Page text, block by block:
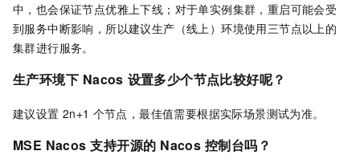
中，也会保证节点优雅上下线；对于单实例集群，重启可能会受
到服务中断影响，所以建议生产（线上）环境使用三节点以上的
集群进行服务。
生产环境下 Nacos 设置多少个节点比较好呢？
建议设置 2n+1 个节点，最佳值需要根据实际场景测试为准。
MSE Nacos 支持开源的 Nacos 控制台吗？